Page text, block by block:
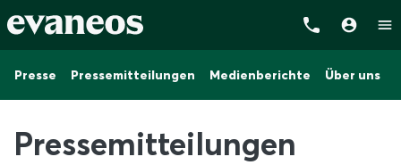
Presse Pressemitteilungen Medienberichte Über uns
Pressemitteilungen